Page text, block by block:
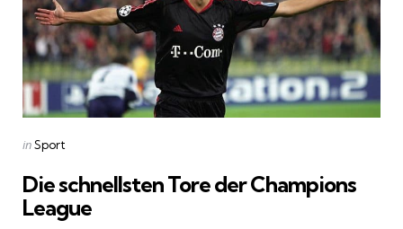
Posted
inSport
Die schnellsten Tore der Champions
League